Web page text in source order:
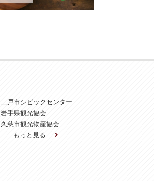
二戸市シビックセンター
岩手県観光協会
久慈市観光物産協会
……もっと見る